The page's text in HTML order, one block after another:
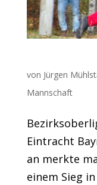
von Jürgen
Mannschaft
Eintracht
an merkte
einem Sieg